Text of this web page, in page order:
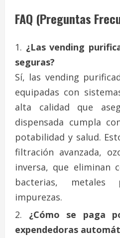
FAQ (Preguntas
¿Las vending
seguras?
Sí, las vending
equipadas con
alta calidad que
dispensada cumpla
potabilidad y salud.
filtración avanzada,
inversa, que eliminan
bacterias,
impurezas.
¿Cómo se paga
expendedoras